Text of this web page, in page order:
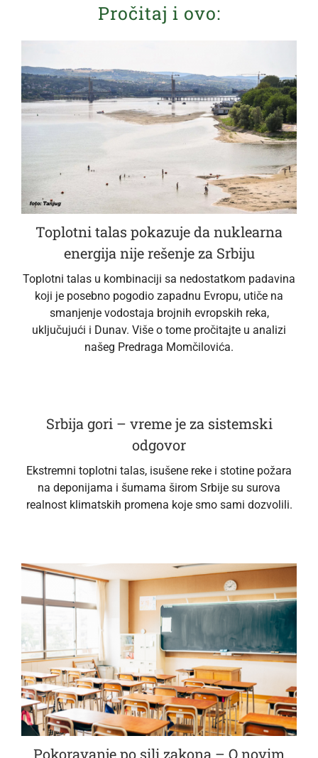
Pročitaj i ovo:
Toplotni talas pokazuje da nuklearna
energija nije rešenje za Srbiju
Toplotni talas u kombinaciji sa nedostatkom padavina
koji je posebno pogodio zapadnu Evropu, utiče na
smanjenje vodostaja brojnih evropskih reka,
uključujući i Dunav. Više o tome pročitajte u analizi
našeg Predraga Momčilovića.
Srbija gori – vreme je za sistemski
odgovor
Ekstremni toplotni talas, isušene reke i stotine požara
na deponijama i šumama širom Srbije su surova
realnost klimatskih promena koje smo sami dozvolili.
Pokoravanje po sili zakona – O novim